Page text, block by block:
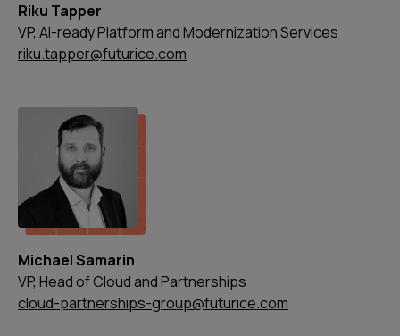
Riku Tapper
VP, AI-ready Platform and Modernization Services
riku.tapper@futurice.com
Michael Samarin
VP, Head of Cloud and Partnerships
cloud-partnerships-group@futurice.com